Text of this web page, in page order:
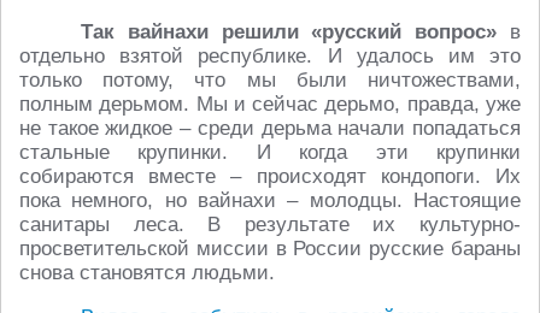
Так вайнахи решили «русский вопрос» в
отдельно взятой республике. И удалось им это
только потому, что мы были ничтожествами,
полным дерьмом. Мы и сейчас дерьмо, правда, уже
не такое жидкое – среди дерьма начали попадаться
стальные крупинки. И когда эти крупинки
собираются вместе – происходят кондопоги. Их
пока немного, но вайнахи – молодцы. Настоящие
санитары леса. В результате их культурно-
просветительской миссии в России русские бараны
снова становятся людьми.